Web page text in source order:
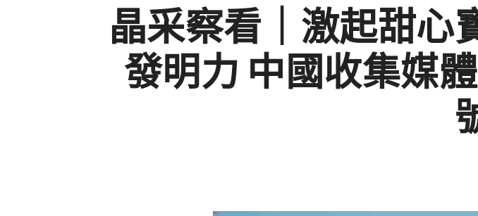
晶采察看｜激起甜心
發明力 中國收集媒